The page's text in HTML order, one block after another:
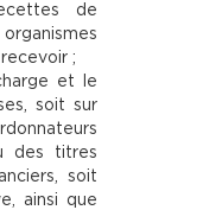
de
;
et le
soit sur
des titres
soit
ainsi que